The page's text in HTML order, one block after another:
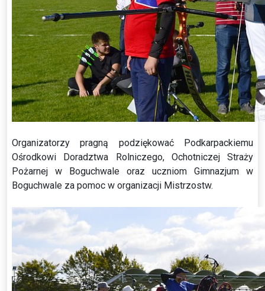
Organizatorzy pragną podziękować Podkarpackiemu
Ośrodkowi Doradztwa Rolniczego, Ochotniczej Straży
Pożarnej w Boguchwale oraz uczniom Gimnazjum w
Boguchwale za pomoc w organizacji Mistrzostw.